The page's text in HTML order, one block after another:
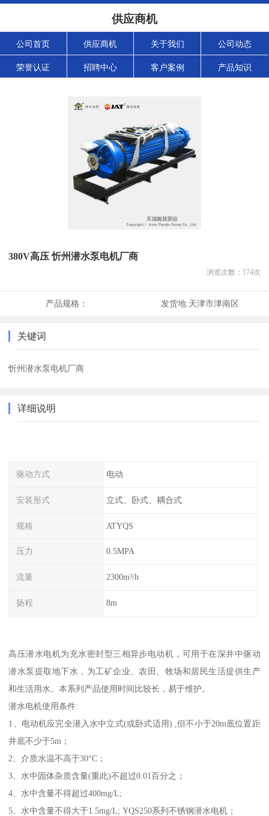
供应商机
公司首页 供应商机 关于我们 公司动态
荣誉认证 招聘中心 客户案例 产品知识
380V高压 忻州潜水泵电机厂商
浏览次数： 174次
产品规格： 发货地:天津市津南区
关键词
忻州潜水泵电机厂商
详细说明
驱动方式 电动
安装形式 立式、卧式、耦合式
规格 ATYQS
压力 0.5MPA
流量 2300m³/h
扬程 8m
高压潜水电机为充水密封型三相异步电动机，可用于在深井中驱动
潜水泵提取地下水，为工矿企业、农田、牧场和居民生活提供生产
和生活用水。本系列产品使用时间比较长，易于维护。
潜水电机使用条件:
1、电动机应完全潜入水中立式(或卧式适用) ,但不小于20m底位置距
井底不少于5m；
2、介质水温不高于30°C；
3、水中固体杂质含量(重此)不超过0.01百分之；
4、水中含量不得超过400mg/L;
5、水中含量不得大于1.5mg/L; YQS250系列不锈钢潜水电机；